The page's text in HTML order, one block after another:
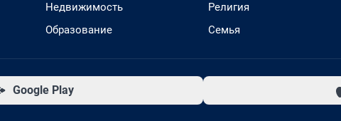
Недвижимость
Образование
Религия
Семья
Google Play